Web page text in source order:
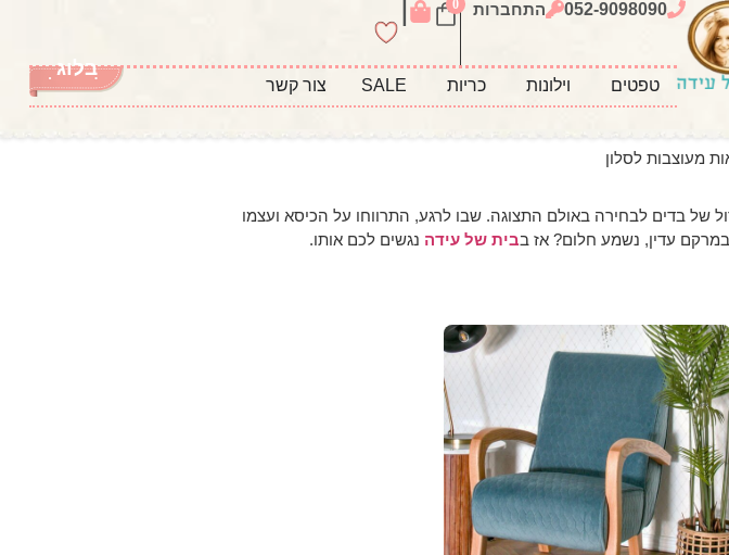
052-9098090 התחברות 0
טפטים וילונות כריות SALE צור קשר
בלוג
מעוצבות לסלון
של בדים לבחירה באולם התצוגה. שבו לרגע, התרווחו על הכיסא ועצמו
עדין, נשמע חלום? אז בבית של עידה נגשים לכם אותו.